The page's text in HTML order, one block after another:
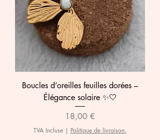
Boucles d’oreilles feuilles dorées –
Élégance solaire ✨🤍
Prix
18,00 €
TVA Incluse | Politique de livraison.